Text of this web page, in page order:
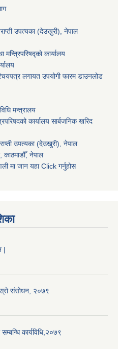
उपत्यका (देउखुरी), नेपाल
कार्यालय
लगायत उपयोगी फारम डाउनलोड
मन्त्रालय
कार्यालय सार्बजनिक खरिद
उपत्यका (देउखुरी), नेपाल
काठमाडौँ, नेपाल
मा जान यहा Click गर्नुहोस
|
संसोधन, २०७९
कार्यविधि,२०७९